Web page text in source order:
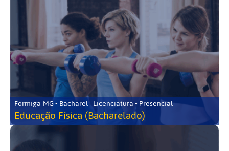
Formiga-MG • Bacharel - Licenciatura • Presencial
Educação Física (Bacharelado)